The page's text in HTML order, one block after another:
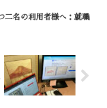
二名の利用者様へ：就職